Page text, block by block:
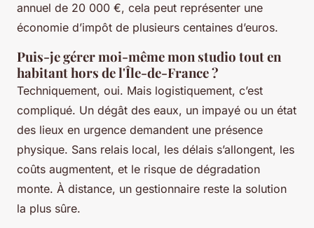
annuel de 20 000 €, cela peut représenter une
économie d’impôt de plusieurs centaines d’euros.
Puis-je gérer moi-même mon studio tout en
habitant hors de l'Île-de-France ?
Techniquement, oui. Mais logistiquement, c’est
compliqué. Un dégât des eaux, un impayé ou un état
des lieux en urgence demandent une présence
physique. Sans relais local, les délais s’allongent, les
coûts augmentent, et le risque de dégradation
monte. À distance, un gestionnaire reste la solution
la plus sûre.